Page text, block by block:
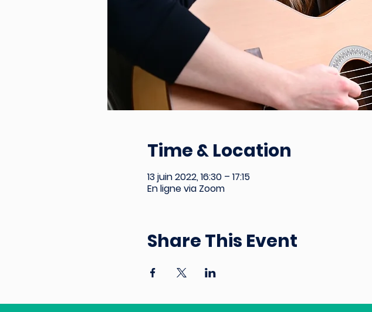
Time & Location
13 juin 2022, 16:30 – 17:15
En ligne via Zoom
Share This Event